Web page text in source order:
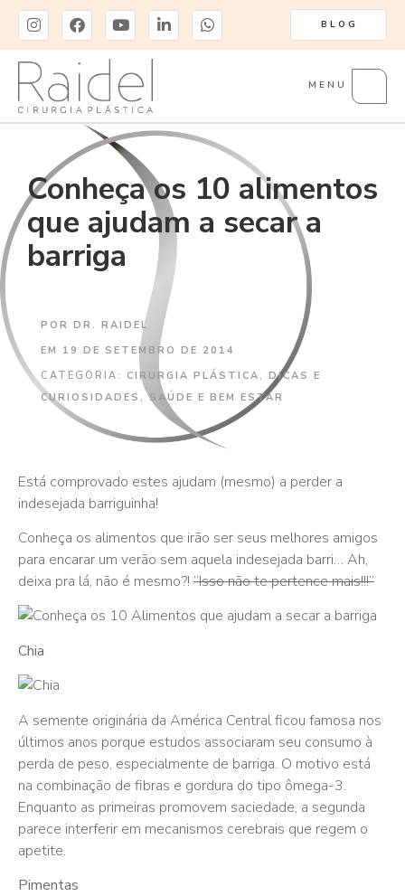
BLOG
MENU
Conheça os 10 alimentos
que ajudam a secar a
barriga
POR DR. RAIDEL
EM 19 DE SETEMBRO DE 2014
CATEGORIA: CIRURGIA PLÁSTICA , DICAS E
CURIOSIDADES ,SAÚDE E BEM ESTAR
Está comprovado estes ajudam (mesmo) a perder a
indesejada barriguinha!
Conheça os alimentos que irão ser seus melhores amigos
para encarar um verão sem aquela indesejada barri… Ah,
deixa pra lá, não é mesmo?! “Isso não te pertence mais!!!”
Chia
A semente originária da América Central ficou famosa nos
últimos anos porque estudos associaram seu consumo à
perda de peso, especialmente de barriga. O motivo está
na combinação de fibras e gordura do tipo ômega-3.
Enquanto as primeiras promovem saciedade, a segunda
parece interferir em mecanismos cerebrais que regem o
apetite.
Pimentas